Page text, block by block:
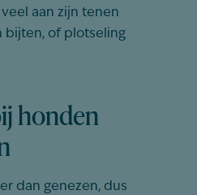
aan zijn tenen
bijten, of plotseling
honden
dan genezen, dus